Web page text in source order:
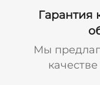
Гарантия
Мы